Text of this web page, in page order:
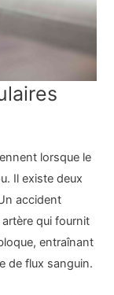
lorsque le
Il existe deux
accident
artère qui fournit
entraînant
de flux sanguin.